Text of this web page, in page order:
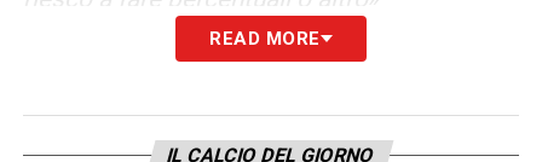
DOVE L’ITALIA DEVE MIGLIORARE
sta affliggendo, in questo momento c’è
READ MORE
IL CALCIO DEL GIORNO